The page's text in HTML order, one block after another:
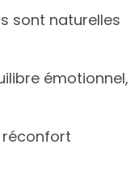
sont naturelles
émotionnel,
réconfort